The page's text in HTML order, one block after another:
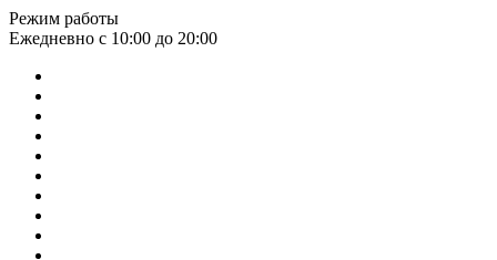
Режим работы
Ежедневно с 10:00 до 20:00